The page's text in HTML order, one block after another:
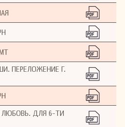
ПЕРЕЛОЖЕНИЕ Г.
ДЛЯ 6-ТИ